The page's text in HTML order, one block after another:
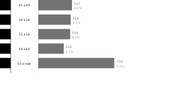
337
4.4%
45 a 49
324
4.2%
50 a 54
319
4.2%
55 a 59
255
3.3%
60 a 64
759
9.9%
65 o más